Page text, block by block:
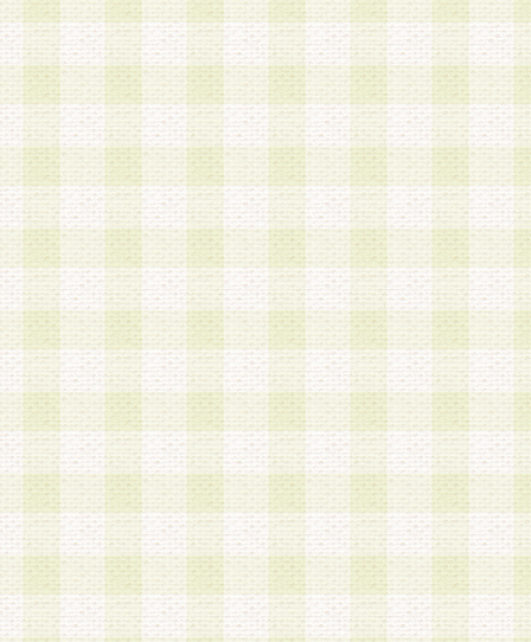
a.既に登録されている会員と同一のメールアドレ
録する場合
b.本サービスと同様のサービスを提供している企
業に従事していると思われる本人またはその家族
場合
c.その他当社が不適切と判断する場合
2.当社は、会員登録希望者を会員として承認する
した 場合、会員登録希望者による会員登録手続
による承認後の場合であっても、会員登録の取り
の抹消を、当社が適切と判 断する方法・手段に
とができるものとします。
3.会員登録希望者が18歳未満、成年被後見人、被
人 である場合は、親権者などの法定代理人の同
録を行うものとします。なお、義務教育学齢に該
者については、登録時に 当社が別途定める方法
権者による承認手続きを行うものとします。
第3条 会員の登録方法
1.会員登録手続きは、会員登録希望者本人が行う
る登録は一切認められないものとします。